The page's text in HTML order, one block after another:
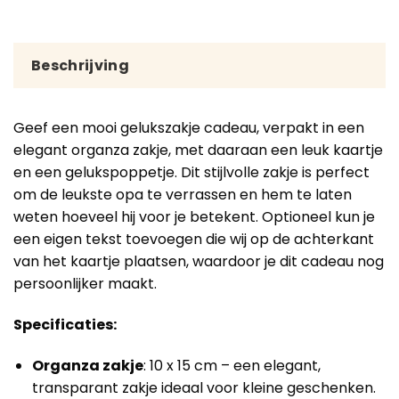
Beschrijving
Geef een mooi gelukszakje cadeau, verpakt in een
elegant organza zakje, met daaraan een leuk kaartje
en een gelukspoppetje. Dit stijlvolle zakje is perfect
om de leukste opa te verrassen en hem te laten
weten hoeveel hij voor je betekent. Optioneel kun je
een eigen tekst toevoegen die wij op de achterkant
van het kaartje plaatsen, waardoor je dit cadeau nog
persoonlijker maakt.
Specificaties:
Organza zakje: 10 x 15 cm – een elegant,
transparant zakje ideaal voor kleine geschenken.